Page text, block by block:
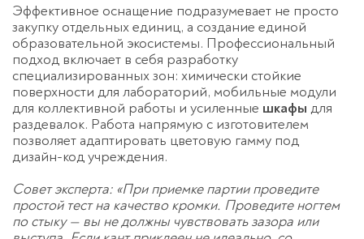
Эффективное оснащение подразумевает не просто
закупку отдельных единиц, а создание единой
образовательной экосистемы. Профессиональный
подход включает в себя разработку
специализированных зон: химически стойкие
поверхности для лабораторий, мобильные модули
для коллективной работы и усиленные шкафы для
раздевалок. Работа напрямую с изготовителем
позволяет адаптировать цветовую гамму под
дизайн-код учреждения.
Совет эксперта: «При приемке партии проведите
простой тест на качество кромки. Проведите ногтем
по стыку — вы не должны чувствовать зазора или